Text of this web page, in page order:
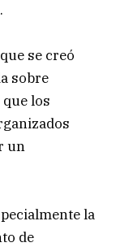
se creó
sobre
los
un
la
de